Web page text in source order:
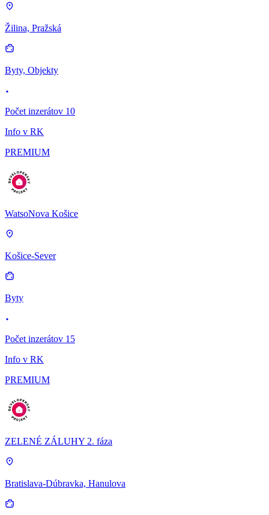
Žilina, Pražská
Byty, Objekty
Počet inzerátov 10
Info v RK
PREMIUM
WatsoNova Košice
Košice-Sever
Byty
Počet inzerátov 15
Info v RK
PREMIUM
ZELENÉ ZÁLUHY 2. fáza
Bratislava-Dúbravka, Hanulova